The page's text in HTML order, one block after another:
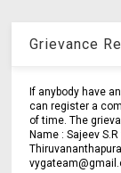
Grievance
If anybody have
can register a
of time. The
Name : Sajeev